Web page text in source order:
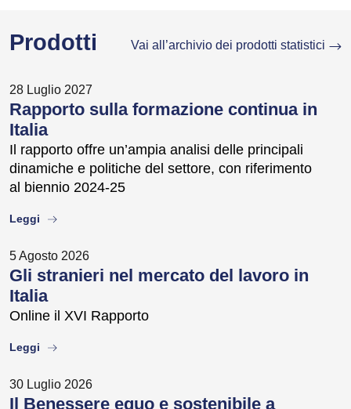
Prodotti Vai all’archivio dei prodotti statistici
28 Luglio 2027
Rapporto sulla formazione continua in
Italia
Il rapporto offre un’ampia analisi delle principali
dinamiche e politiche del settore, con riferimento
al biennio 2024-25
Leggi about
5 Agosto 2026
Gli stranieri nel mercato del lavoro in
Italia
Online il XVI Rapporto
Leggi about
30 Luglio 2026
Il Benessere equo e sostenibile a